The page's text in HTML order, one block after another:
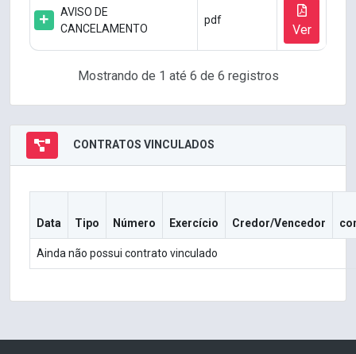
AVISO DE
CANCELAMENTO
pdf
Ver
Mostrando de 1 até 6 de 6 registros
CONTRATOS VINCULADOS
Data Tipo Número Exercício Credor/Vencedor
Ainda não possui contrato vinculado